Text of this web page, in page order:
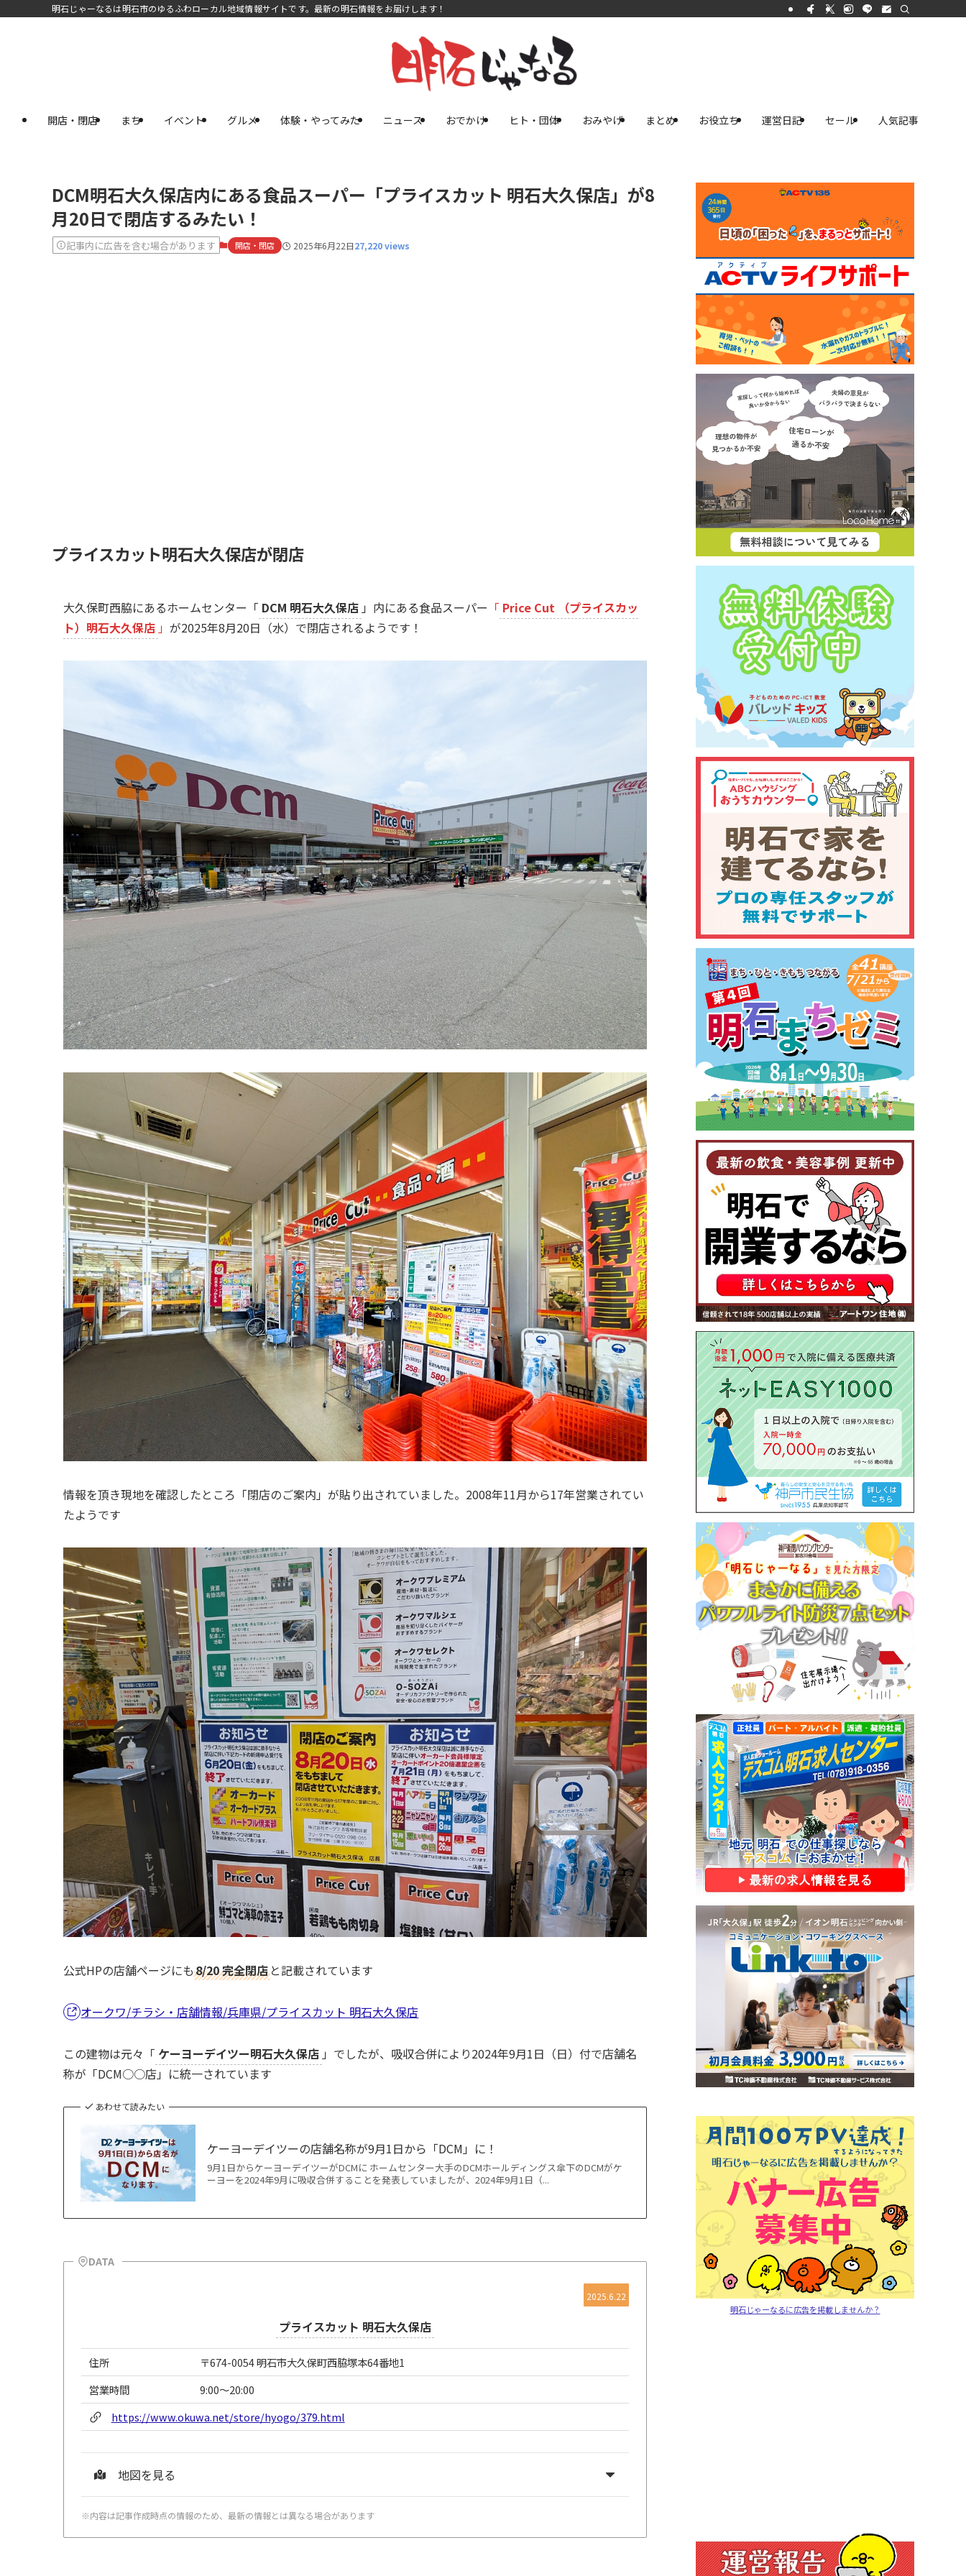
明石じゃーなるは明石市のゆるふわローカル地域情報サイトです。最新の明石情報をお届けします！
開店・閉店 まち イベント グルメ 体験・やってみた ニュース おでかけ ヒト・団体 おみやげ まとめ お役立ち 運営日記 セール 人気記事
DCM明石大久保店内にある食品スーパー「プライスカット 明石大久保店」が8
月20日で閉店するみたい！
記事内に広告を含む場合があります 開店・閉店 2025年6月22日27,220 views
プライスカット明石大久保店が閉店
大久保町西脇にあるホームセンター「 DCM 明石大久保店 」内にある食品スーパー 「 Price Cut （プライスカッ
ト）明石大久保店 」 が2025年8月20日（水）で閉店されるようです！
情報を頂き現地を確認したところ「閉店のご案内」が貼り出されていました。2008年11月から17年営業されてい
たようです
公式HPの店舗ページにも8/20 完全閉店 と記載されています
オークワ/チラシ・店舗情報/兵庫県/プライスカット 明石大久保店
この建物は元々「 ケーヨーデイツー明石大久保店 」でしたが、吸収合併により2024年9月1日（日）付で店舗名
称が「DCM○○店」に統一されています
あわせて読みたい
ケーヨーデイツーの店舗名称が9月1日から「DCM」に！
9月1日からケーヨーデイツーがDCMに ホームセンター大手のDCMホールディングス傘下のDCMがケ
ーヨーを2024年9月に吸収合併することを発表していましたが、2024年9月1日（...
DATA
2025.6.22
プライスカット 明石大久保店
住所
〒674-0054 明石市大久保町西脇塚本64番地1
営業時間
9:00～20:00
https://www.okuwa.net/store/hyogo/379.html
地図を見る
※内容は記事作成時点の情報のため、最新の情報とは異なる場合があります
明石じゃーなるに広告を掲載しませんか？